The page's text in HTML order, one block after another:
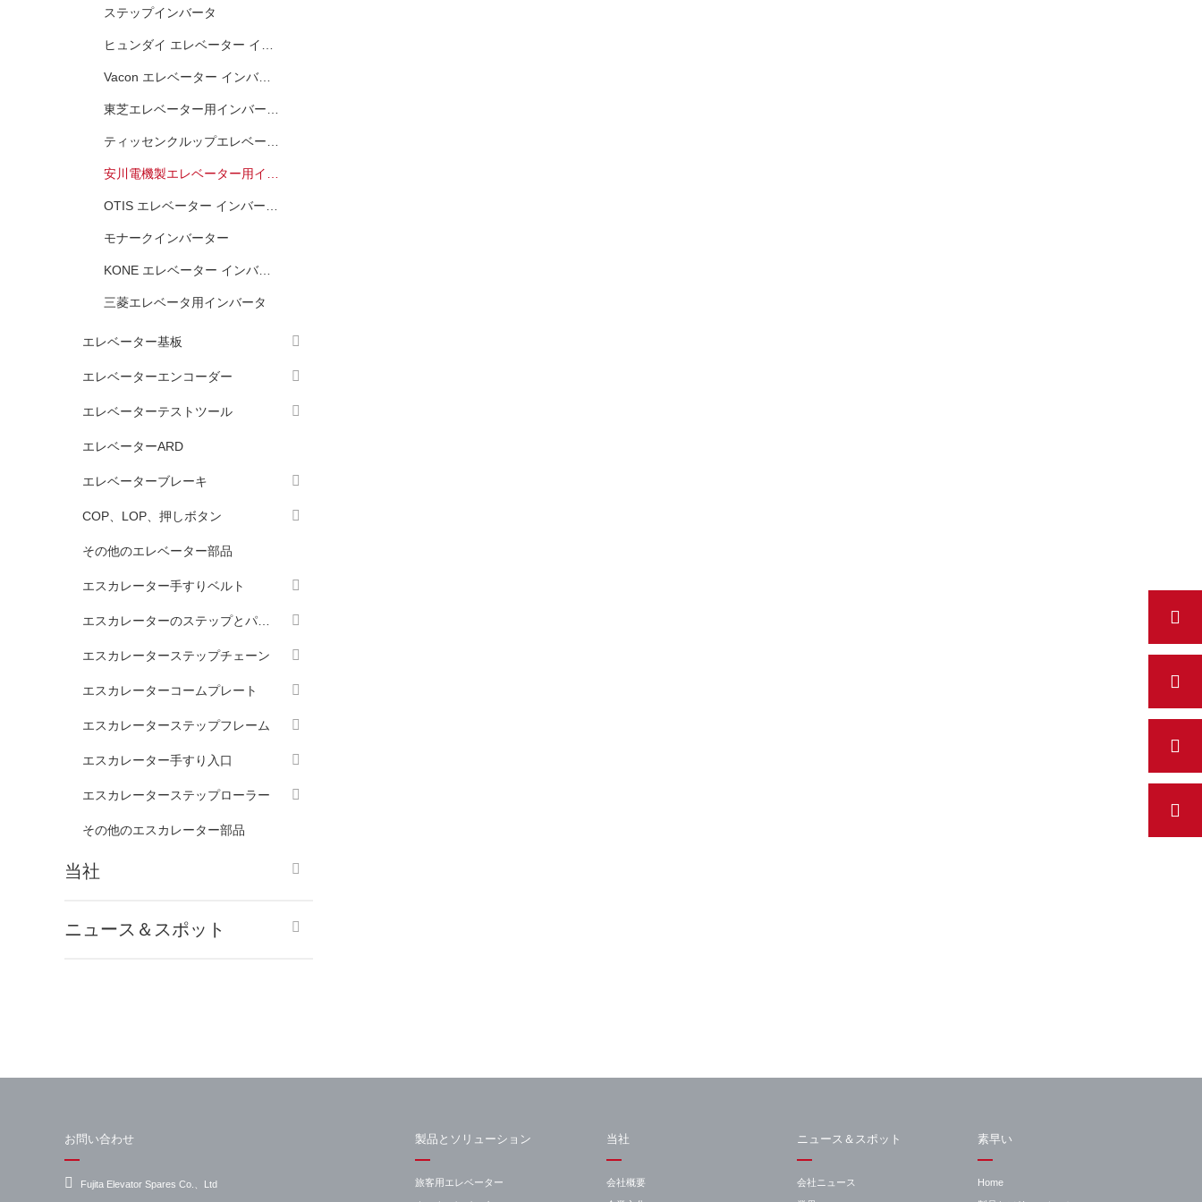
ステップインバータ
Vacon エレベーター インバーター
モナークインバーター
KONE エレベーター インバーター
三菱エレベータ用インバータ
エレベーター基板
エレベーターエンコーダー
エレベーターテストツール
エレベーターARD
エレベーターブレーキ
COP、LOP、押しボタン
その他のエレベーター部品
エスカレーター手すりベルト
エスカレーターステップチェーン
エスカレーターコームプレート
エスカレーターステップフレーム
エスカレーター手すり入口
エスカレーターステップローラー
その他のエスカレーター部品
当社
ニュース＆スポット
お問い合わせ
Fujita Elevator Spares Co.、Ltd
製品とソリューション
旅客用エレベーター
当社
会社概要
ニュース＆スポット
会社ニュース
素早い
Home